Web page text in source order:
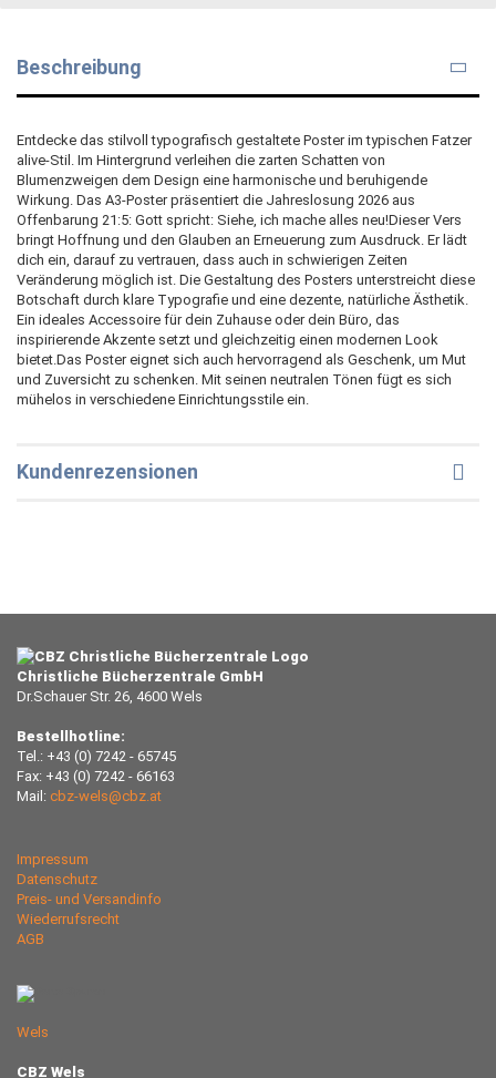
Beschreibung
Entdecke das stilvoll typografisch gestaltete Poster im typischen Fatzer
alive-Stil. Im Hintergrund verleihen die zarten Schatten von
Blumenzweigen dem Design eine harmonische und beruhigende
Wirkung. Das A3-Poster präsentiert die Jahreslosung 2026 aus
Offenbarung 21:5: Gott spricht: Siehe, ich mache alles neu!Dieser Vers
bringt Hoffnung und den Glauben an Erneuerung zum Ausdruck. Er lädt
dich ein, darauf zu vertrauen, dass auch in schwierigen Zeiten
Veränderung möglich ist. Die Gestaltung des Posters unterstreicht diese
Botschaft durch klare Typografie und eine dezente, natürliche Ästhetik.
Ein ideales Accessoire für dein Zuhause oder dein Büro, das
inspirierende Akzente setzt und gleichzeitig einen modernen Look
bietet.Das Poster eignet sich auch hervorragend als Geschenk, um Mut
und Zuversicht zu schenken. Mit seinen neutralen Tönen fügt es sich
mühelos in verschiedene Einrichtungsstile ein.
Kundenrezensionen
Christliche Bücherzentrale GmbH
Dr.Schauer Str. 26, 4600 Wels
Bestellhotline:
Tel.: +43 (0) 7242 - 65745
Fax: +43 (0) 7242 - 66163
Mail: cbz-wels@cbz.at
Impressum
Datenschutz
Preis- und Versandinfo
Wiederrufsrecht
AGB
Wels
CBZ Wels